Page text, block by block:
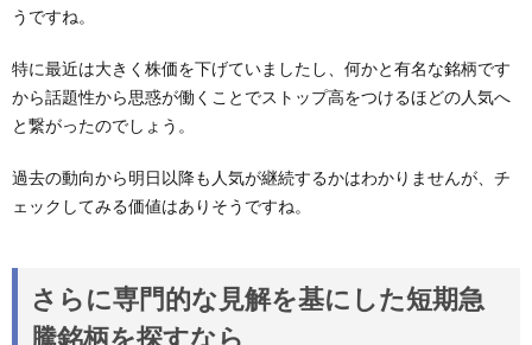
うですね。
特に最近は大きく株価を下げていましたし、何かと有名な銘柄です
から話題性から思惑が働くことでストップ高をつけるほどの人気へ
と繋がったのでしょう。
過去の動向から明日以降も人気が継続するかはわかりませんが、チ
ェックしてみる価値はありそうですね。
さらに専門的な見解を基にした短期急
騰銘柄を探すなら